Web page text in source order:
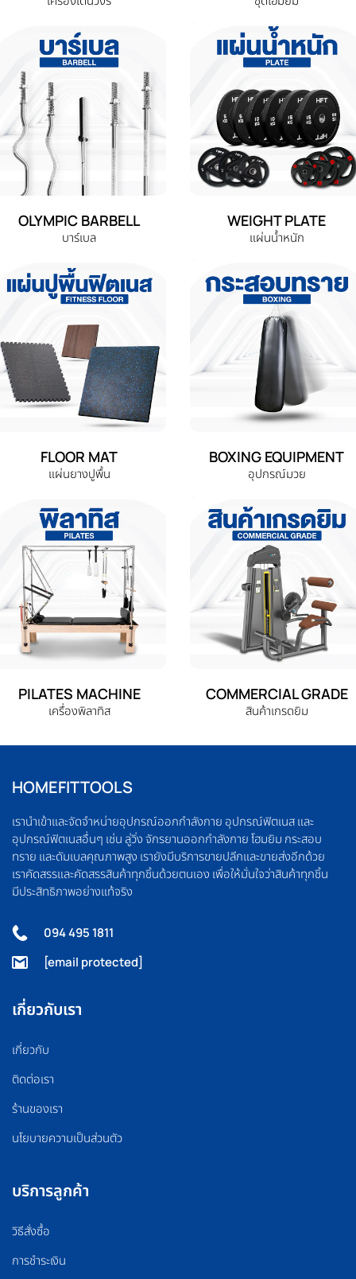
OLYMPIC BARBELL
บาร์เบล
WEIGHT PLATE
แผ่นน้ำหนัก
FLOOR MAT
แผ่นยางปูพื้น
BOXING EQUIPMENT
อุปกรณ์มวย
PILATES MACHINE
เครื่องพิลาทิส
COMMERCIAL GRADE
สินค้าเกรดยิม
HOMEFITTOOLS
เรานำเข้าและจัดจำหน่ายอุปกรณ์ออกกำลังกาย อุปกรณ์ฟิตเนส และ
อุปกรณ์ฟิตเนสอื่นๆ เช่น ลู่วิ่ง จักรยานออกกำลังกาย โฮมยิม กระสอบ
ทราย และดัมเบลคุณภาพสูง เรายังมีบริการขายปลีกและขายส่งอีกด้วย
เราคัดสรรและคัดสรรสินค้าทุกชิ้นด้วยตนเอง เพื่อให้มั่นใจว่าสินค้าทุกชิ้น
มีประสิทธิภาพอย่างแท้จริง
094 495 1811
[email protected]
เกี่ยวกับเรา
เกี่ยวกับ
ติดต่อเรา
ร้านของเรา
นโยบายความเป็นส่วนตัว
บริการลูกค้า
วิธีสั่งซื้อ
การชำระเงิน